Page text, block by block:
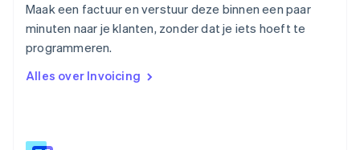
Maak een factuur en verstuur deze binnen een paar
minuten naar je klanten, zonder dat je iets hoeft te
programmeren.
Alles over Invoicing
English
Singapore
English简体中文
EnglishItaliano